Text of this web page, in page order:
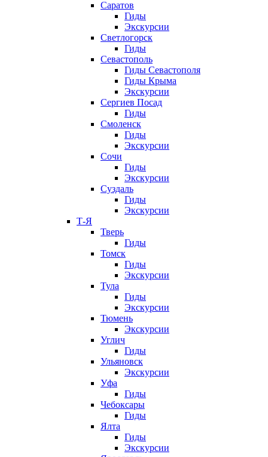
Саратов
Гиды
Экскурсии
Светлогорск
Гиды
Севастополь
Гиды Севастополя
Гиды Крыма
Экскурсии
Сергиев Посад
Гиды
Смоленск
Гиды
Экскурсии
Сочи
Гиды
Экскурсии
Суздаль
Гиды
Экскурсии
Т-Я
Тверь
Гиды
Томск
Гиды
Экскурсии
Тула
Гиды
Экскурсии
Тюмень
Экскурсии
Углич
Гиды
Ульяновск
Экскурсии
Уфа
Гиды
Чебоксары
Гиды
Ялта
Гиды
Экскурсии